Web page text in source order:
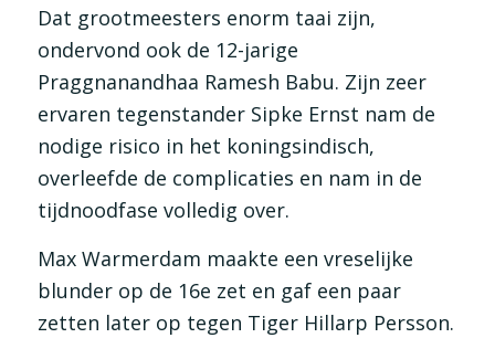
Dat grootmeesters enorm taai zijn,
ondervond ook de 12-jarige
Praggnanandhaa Ramesh Babu. Zijn zeer
ervaren tegenstander Sipke Ernst nam de
nodige risico in het koningsindisch,
overleefde de complicaties en nam in de
tijdnoodfase volledig over.
Max Warmerdam maakte een vreselijke
blunder op de 16e zet en gaf een paar
zetten later op tegen Tiger Hillarp Persson.